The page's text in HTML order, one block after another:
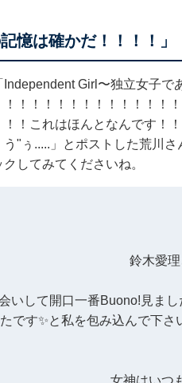
記憶は確かだ！！！！」
Independent Girl〜独立女子
！！！！！！！！！！！！！
！！これはほんとなんです！
う"ぅ.....」とポストした荒川
してみてくださいね。
鈴木愛
いして開口一番Buono!見ま
です✨と私を包み込んで下